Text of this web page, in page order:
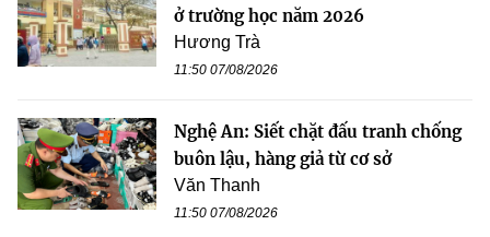
ở trường học năm 2026
Hương Trà
11:50 07/08/2026
Nghệ An: Siết chặt đấu tranh chống
buôn lậu, hàng giả từ cơ sở
Văn Thanh
11:50 07/08/2026